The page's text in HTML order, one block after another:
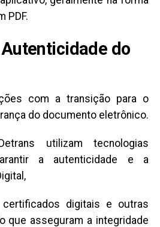
PDF.
do
com a transição para o
do documento eletrônico.
utilizam tecnologias
a autenticidade e a
certificados digitais e outras
que asseguram a integridade